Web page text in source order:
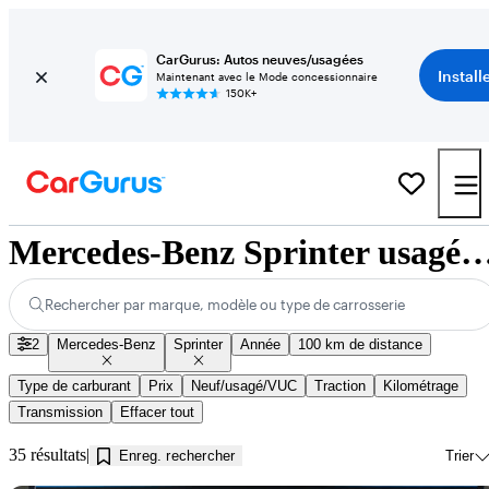
CarGurus: Autos neuves/usagées
Maintenant avec le Mode concessionnaire
150K+
Mercedes-Benz Sprinter usagés à
Rechercher par marque, modèle ou type de carrosserie
2 Mercedes-Benz Sprinter Année 100 km de distance
Type de carburant Prix Neuf/usagé/VUC Traction
Kilométrage
Transmission
Effacer tout
35 résultats Enreg. rechercher Trier